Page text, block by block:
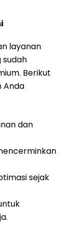
layanan
sudah
Berikut
Anda
dan
sejak